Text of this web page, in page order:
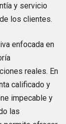
y servicio
los clientes.
enfocada en
reales. En
calificado y
impecable y
las